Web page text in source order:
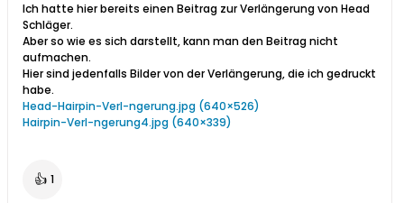
Ich hatte hier bereits einen Beitrag zur Verlängerung von Head
Schläger.
Aber so wie es sich darstellt, kann man den Beitrag nicht
aufmachen.
Hier sind jedenfalls Bilder von der Verlängerung, die ich gedruckt
habe.
Head-Hairpin-Verl-ngerung.jpg (640×526)
Hairpin-Verl-ngerung4.jpg (640×339)
👍 1